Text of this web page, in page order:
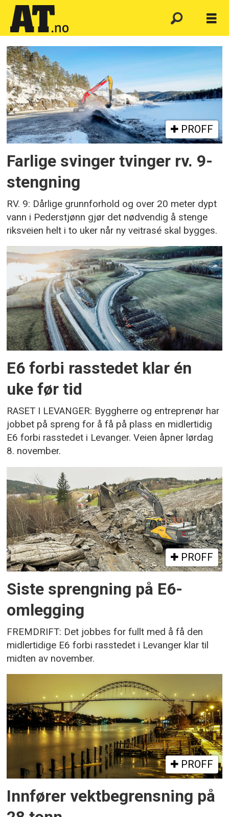
Emne:
omkjøring
PROFF
Farlige svinger tvinger rv. 9-
stengning
RV. 9: Dårlige grunnforhold og over 20 meter dypt
vann i Pederstjønn gjør det nødvendig å stenge
riksveien helt i to uker når ny veitrasé skal bygges.
E6 forbi rasstedet klar én
uke før tid
RASET I LEVANGER: Byggherre og entreprenør har
jobbet på spreng for å få på plass en midlertidig
E6 forbi rasstedet i Levanger. Veien åpner lørdag
8. november.
PROFF
Siste sprengning på E6-
omlegging
FREMDRIFT: Det jobbes for fullt med å få den
midlertidige E6 forbi rasstedet i Levanger klar til
midten av november.
PROFF
Innfører vektbegrensning på